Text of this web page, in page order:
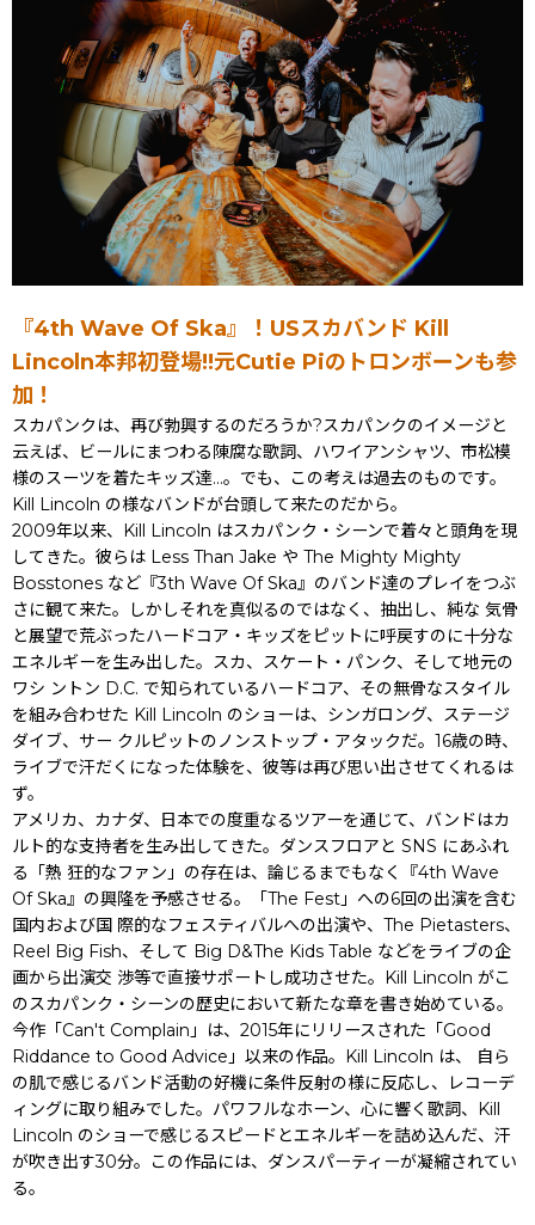
『4th Wave Of Ska』！USスカバンド Kill
Lincoln本邦初登場!!元Cutie Piのトロンボーンも参
加！
スカパンクは、再び勃興するのだろうか?スカパンクのイメージと
云えば、ビールにまつわる陳腐な歌詞、ハワイアンシャツ、市松模
様のスーツを着たキッズ達...。でも、この考えは過去のものです。
Kill Lincoln の様なバンドが台頭して来たのだから。
2009年以来、Kill Lincoln はスカパンク・シーンで着々と頭角を現
してきた。彼らは Less Than Jake や The Mighty Mighty
Bosstones など『3th Wave Of Ska』のバンド達のプレイをつぶ
さに観て来た。しかしそれを真似るのではなく、抽出し、純な 気骨
と展望で荒ぶったハードコア・キッズをピットに呼戻すのに十分な
エネルギーを生み出した。スカ、スケート・パンク、そして地元の
ワシ ントン D.C. で知られているハードコア、その無骨なスタイル
を組み合わせた Kill Lincoln のショーは、シンガロング、ステージ
ダイブ、サー クルピットのノンストップ・アタックだ。16歳の時、
ライブで汗だくになった体験を、彼等は再び思い出させてくれるは
ず。
アメリカ、カナダ、日本での度重なるツアーを通じて、バンドはカ
ルト的な支持者を生み出してきた。ダンスフロアと SNS にあふれ
る「熱 狂的なファン」の存在は、論じるまでもなく『4th Wave
Of Ska』の興隆を予感させる。「The Fest」への6回の出演を含む
国内および国 際的なフェスティバルへの出演や、The Pietasters、
Reel Big Fish、そして Big D&The Kids Table などをライブの企
画から出演交 渉等で直接サポートし成功させた。Kill Lincoln がこ
のスカパンク・シーンの歴史において新たな章を書き始めている。
今作「Can't Complain」は、2015年にリリースされた「Good
Riddance to Good Advice」以来の作品。Kill Lincoln は、 自ら
の肌で感じるバンド活動の好機に条件反射の様に反応し、レコーデ
ィングに取り組みでした。パワフルなホーン、心に響く歌詞、Kill
Lincoln のショーで感じるスピードとエネルギーを詰め込んだ、汗
が吹き出す30分。この作品には、ダンスパーティーが凝縮されてい
る。